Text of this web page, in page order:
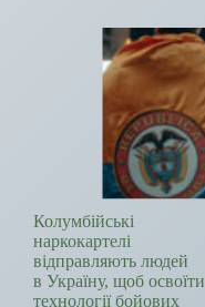
Колумбійські
наркокартелі
відправляють людей
в Україну, щоб освоїти
технології бойових